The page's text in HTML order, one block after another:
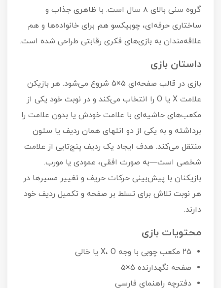
گروه سنی بالای ۸ سال است. با ظاهری جذاب و
ساختاری حرفه‌ای، چوبیکسو هم برای خانواده‌ها و هم
علاقه‌مندان به بازی‌های فکری رقابتی طراحی شده است.
داستان بازی
بازی در قالب صفحه‌ای ۵×۵ شروع می‌شود. هر بازیکن
علامت X یا O را انتخاب می‌کند و در نوبت خود یکی از
مکعب‌های حاشیه‌ای با علامت خودش یا بدون علامت را
برداشته و به یکی از دو انتهای همان ردیف یا ستون
منتقل می‌کند. هدف ایجاد یک ردیف پنج‌تایی از علامت
شخصی است—به صورت افقی، عمودی یا مورب.
بازیکنان با پیش‌بینی حرکات حریف و تغییر مسیرها در
هر نوبت تلاش برای تسلط بر صفحه و تکمیل ردیف خود
دارند.
محتویات بازی
۲۵ مکعب چوبی با وجه X، O یا خالی
صفحه نگهدارنده ۵×۵
دفترچه راهنمای فارسی